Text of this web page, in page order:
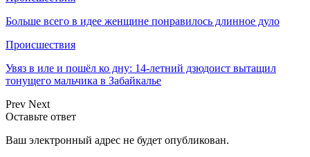
Больше всего в идее женщине понравилось длинное дуло
Происшествия
Увяз в иле и пошёл ко дну: 14-летний дзюдоист вытащил
тонущего мальчика в Забайкалье
Prev Next
Оставьте ответ
Ваш электронный адрес не будет опубликован.